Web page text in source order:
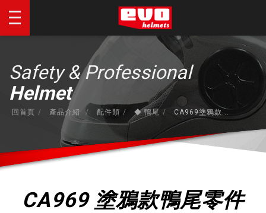
Safety & Professional
Helmet
回首頁 產品介紹 配件類 ◆ 鴨尾 CA969塗鴉款...
CA969 塗鴉款鴨尾零件